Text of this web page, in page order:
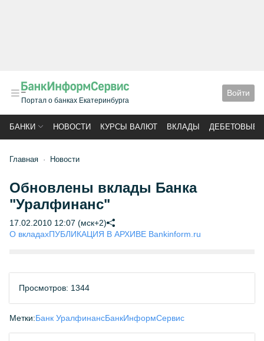
Портал о банках Екатеринбурга
Войти
БАНКИ НОВОСТИ КУРСЫ ВАЛЮТ ВКЛАДЫ ДЕБЕТОВЫЕ
Главная Новости
Обновлены вклады Банка
"Уралфинанс"
17.02.2010 12:07 (мск+2)
О вкладахПУБЛИКАЦИЯ В АРХИВЕ Bankinform.ru
Просмотров: 1344
Метки:Банк УралфинансБанкИнформСервис